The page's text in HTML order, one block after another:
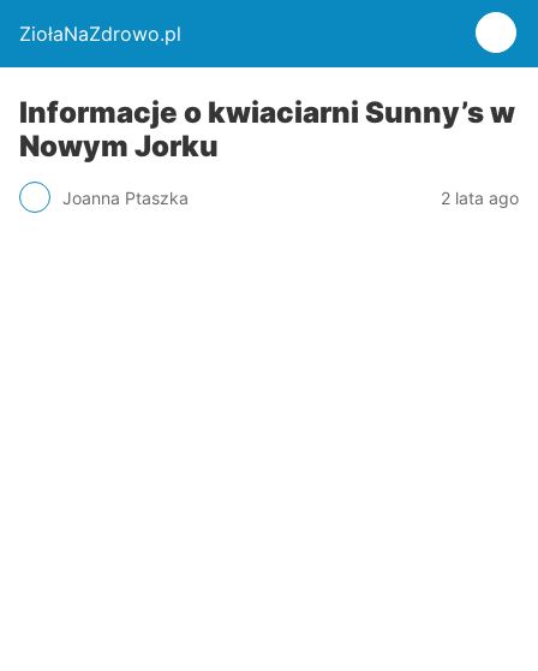
ZiołaNaZdrowo.pl
Informacje o kwiaciarni Sunny’s w
Nowym Jorku
Joanna Ptaszka 2 lata ago